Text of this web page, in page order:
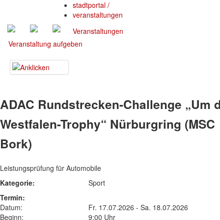
stadtportal /
veranstaltungen
Veranstaltungen
Veranstaltung aufgeben
ADAC Rundstrecken-Challenge „Um
Westfalen-Trophy“ Nürburgring (MSC
Bork)
Leistungsprüfung für Automobile
Kategorie:
Sport
Termin:
Datum:
Fr. 17.07.2026 - Sa. 18.07.2026
Beginn:
9:00 Uhr